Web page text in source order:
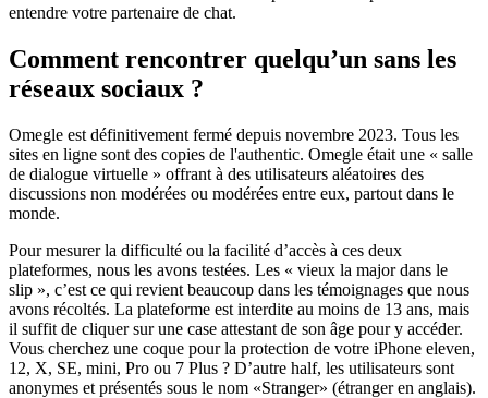
entendre votre partenaire de chat.
Comment rencontrer quelqu’un sans les
réseaux sociaux ?
Omegle est définitivement fermé depuis novembre 2023. Tous les
sites en ligne sont des copies de l'authentic. Omegle était une « salle
de dialogue virtuelle » offrant à des utilisateurs aléatoires des
discussions non modérées ou modérées entre eux, partout dans le
monde.
Pour mesurer la difficulté ou la facilité d’accès à ces deux
plateformes, nous les avons testées. Les « vieux la major dans le
slip », c’est ce qui revient beaucoup dans les témoignages que nous
avons récoltés. La plateforme est interdite au moins de 13 ans, mais
il suffit de cliquer sur une case attestant de son âge pour y accéder.
Vous cherchez une coque pour la protection de votre iPhone eleven,
12, X, SE, mini, Pro ou 7 Plus ? D’autre half, les utilisateurs sont
anonymes et présentés sous le nom «Stranger» (étranger en anglais).